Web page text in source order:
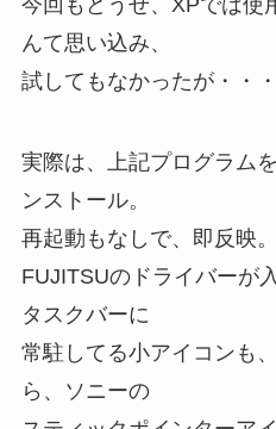
んて思い込み、
試してもなかったが・・・
実際は、上記プログラム
ンストール。
再起動もなしで、即反映。
FUJITSUのドライバーが
タスクバーに
常駐してる小アイコンも
ら、ソニーの